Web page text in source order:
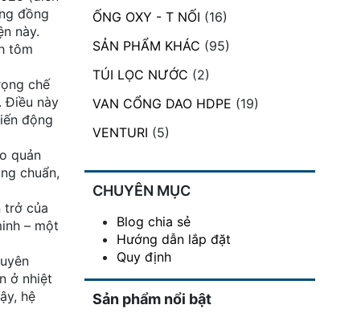
đồng
này.
tôm
chế
Điều này
động
quản
chuẩn,
trở của
– một
ở nhiệt
hệ
ỐNG OXY - T NỐI (16)
SẢN PHẨM KHÁC (95)
TÚI LỌC NƯỚC (2)
VAN CỔNG DAO HDPE (19)
VENTURI (5)
CHUYÊN MỤC
Blog chia sẻ
Hướng dẫn lắp đặt
Quy định
Sản phẩm nổi bật